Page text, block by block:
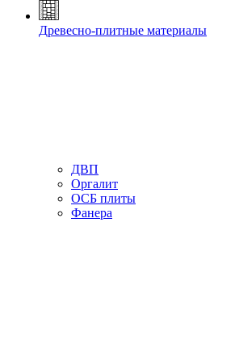
Древесно-плитные материалы
ДВП
Оргалит
ОСБ плиты
Фанера